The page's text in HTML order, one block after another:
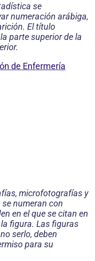
se
numeración arábiga,
El título
parte superior de la
de Enfermería
microfotografías y
numeran con
en el que se citan en
figura. Las figuras
serlo, deben
para su